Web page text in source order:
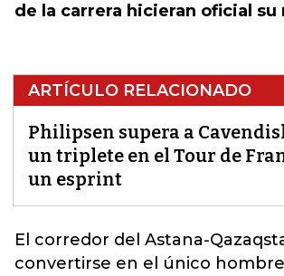
de la carrera hicieran oficial su
ARTÍCULO RELACIONADO
Philipsen supera a
un triplete en el Tour de
un esprint
El corredor del Astana-
convertirse en el único hombre